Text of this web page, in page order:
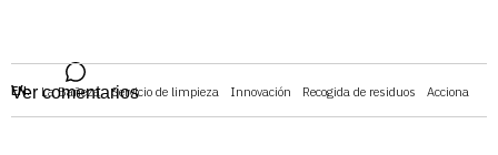
EN: La Bañeza Servicio de limpieza Innovación Recogida de residuos Acciona
Ver comentarios